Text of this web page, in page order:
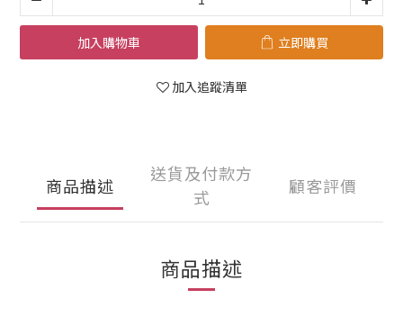
加入購物車 立即購買
加入追蹤清單
商品描述
送貨及付款方
式
顧客評價
商品描述